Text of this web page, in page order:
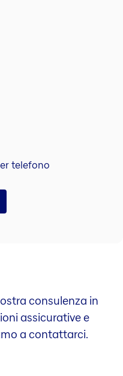
telefono
consulenza in
assicurative e
a contattarci.